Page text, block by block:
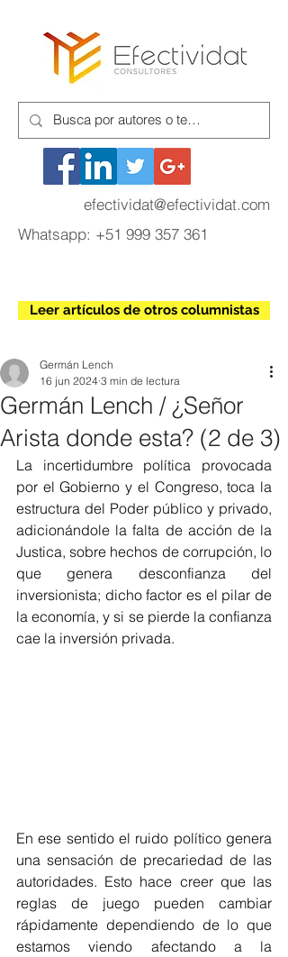
efectividat@efectividat.com
Whatsapp: +51 999 357 361
Leer artículos de otros columnistas
Germán Lench / ¿Señor
Arista donde esta? (2 de 3)
Germán Lench
16 jun 2024 3 min de lectura
La incertidumbre política provocada
por el Gobierno y el Congreso, toca la
estructura del Poder público y privado,
adicionándole la falta de acción de la
Justica, sobre hechos de corrupción, lo
que genera desconfianza del
inversionista; dicho factor es el pilar de
la economía, y si se pierde la confianza
cae la inversión privada.
En ese sentido el ruido político genera
una sensación de precariedad de las
autoridades. Esto hace creer que las
reglas de juego pueden cambiar
rápidamente dependiendo de lo que
estamos viendo afectando a la